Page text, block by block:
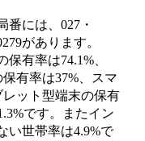
には、027・
があります。
有率は74.1%、
有率は37%、スマ
ット型端末の保有
です。またイン
い世帯率は4.9%で